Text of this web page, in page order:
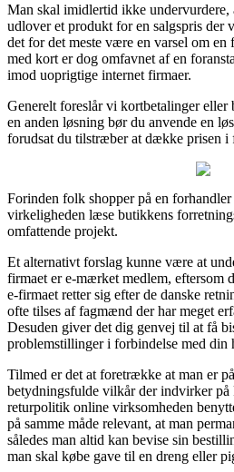
Man skal imidlertid ikke undervurdere,
udlover et produkt for en salgspris der
det for det meste være en varsel om
med kort er dog omfavnet af en
imod uoprigtige internet firmaer.
Generelt foreslår vi kortbetalinger eller
en anden løsning bør du anvende en
forudsat du tilstræber at dække prisen i
Forinden folk shopper på en
virkeligheden læse butikkens
omfattende projekt.
Et alternativt forslag kunne være at
firmaet er e-mærket medlem, eftersom
e-firmaet retter sig efter de danske
ofte tilses af fagmænd der har meget
Desuden giver det dig genvej til at få
problemstillinger i forbindelse med din
Tilmed er det at foretrække at man er
betydningsfulde vilkår der indvirker
returpolitik online virksomheden
på samme måde relevant, at man
således man altid kan bevise sin
man skal købe gave til en dreng eller